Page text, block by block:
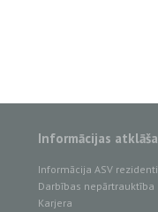
Informācijas
Informācija ASV
Darbības nepārtrauktība
Karjera